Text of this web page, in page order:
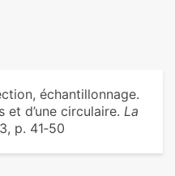
échantillonnage.
d’une circulaire. La
p. 41‑50